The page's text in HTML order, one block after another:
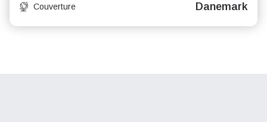
Couverture Danemark